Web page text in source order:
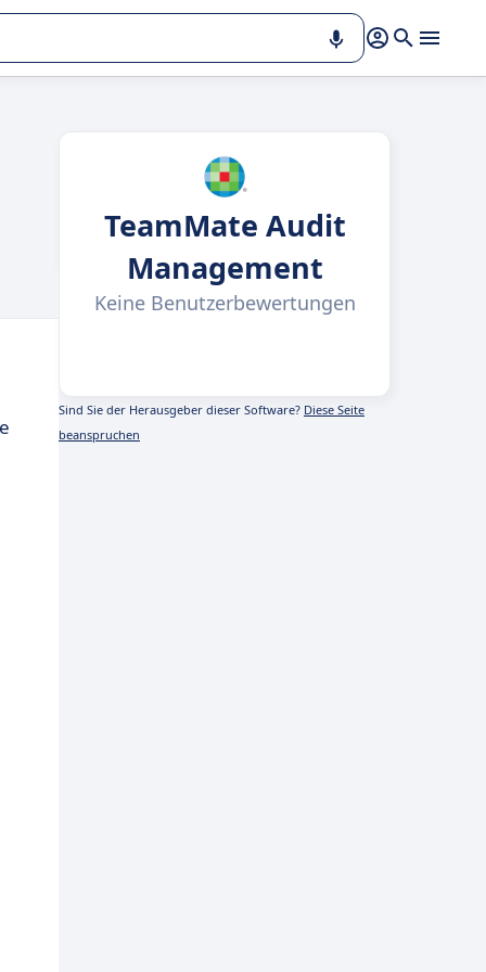
TeamMate Audit
Management
Keine Benutzerbewertungen
Sind Sie der Herausgeber dieser Software? Diese Seite
beanspruchen